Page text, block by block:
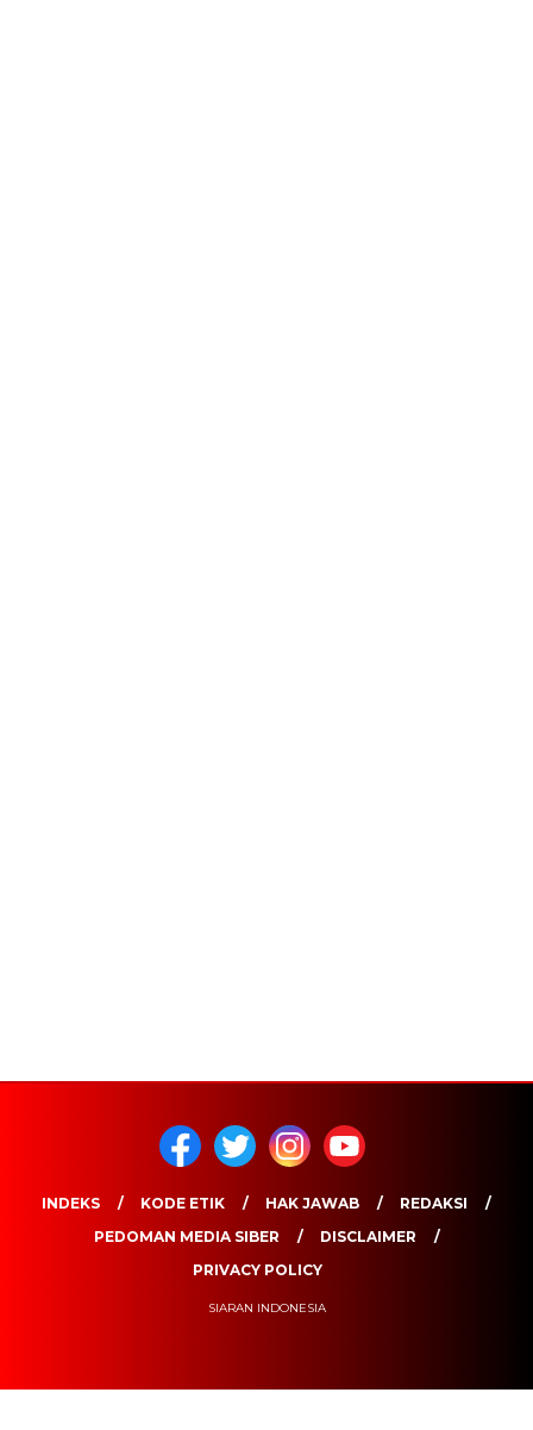
INDEKS KODE ETIK HAK JAWAB
REDAKSI
PEDOMAN MEDIA SIBER
DISCLAIMER
PRIVACY POLICY
SIARAN INDONESIA